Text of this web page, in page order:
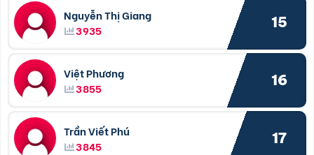
Nguyễn Thị Giang
3935
15
Việt Phương
3855
16
Trần Viết Phú
3845
17